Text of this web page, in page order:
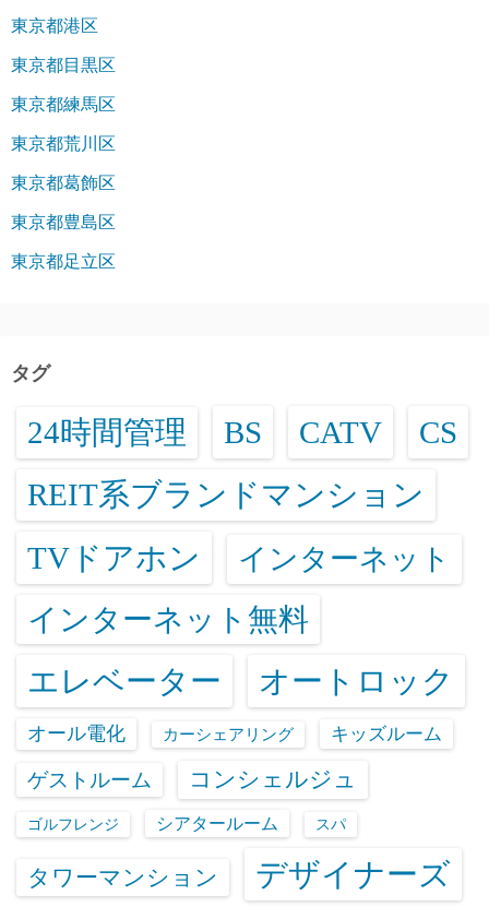
東京都港区
東京都目黒区
東京都練馬区
東京都荒川区
東京都葛飾区
東京都豊島区
東京都足立区
タグ
24時間管理 BS CATV CS
REIT系ブランドマンション
TVドアホン インターネット
インターネット無料
エレベーター オートロック
オール電化 カーシェアリング キッズルーム
ゲストルーム コンシェルジュ
ゴルフレンジ シアタールーム スパ
タワーマンション デザイナーズ